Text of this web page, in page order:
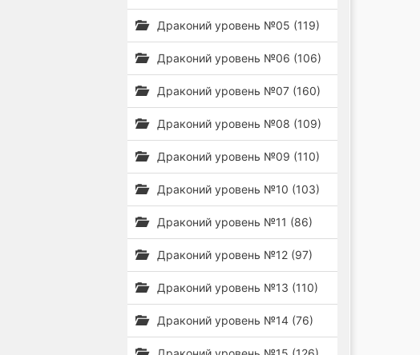
Драконий уровень №05 (119)
Драконий уровень №06 (106)
Драконий уровень №07 (160)
Драконий уровень №08 (109)
Драконий уровень №09 (110)
Драконий уровень №10 (103)
Драконий уровень №11 (86)
Драконий уровень №12 (97)
Драконий уровень №13 (110)
Драконий уровень №14 (76)